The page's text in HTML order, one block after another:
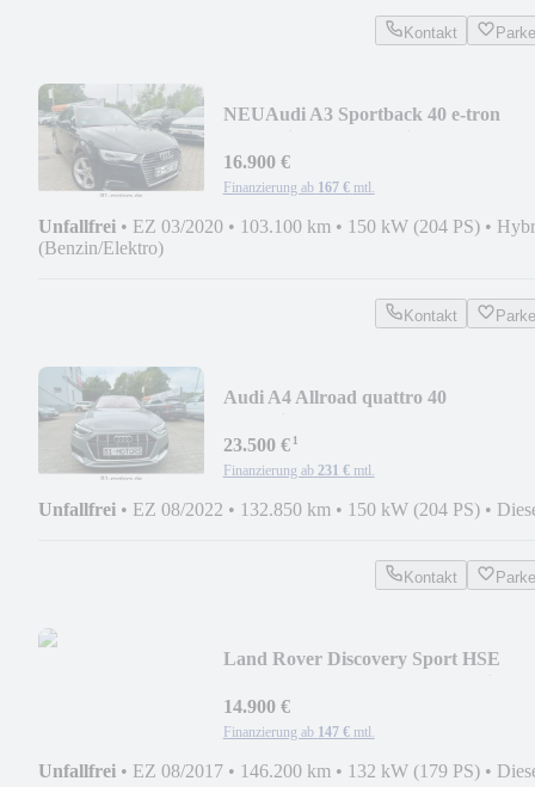
Kontakt
NEUAudi A3 Sportback 40 e-tron
16.900 €
Finanzierung ab 167 € mtl.
Unfallfrei • EZ 03/2020 • 103.100 km • 150 kW (204 PS) •
(Benzin/Elektro)
Kontakt
Audi A4 Allroad quattro 40
23.500 €¹
Finanzierung ab 231 € mtl.
Unfallfrei • EZ 08/2022 • 132.850 km • 150 kW (204 PS) •
Kontakt
Land Rover Discovery Sport HSE
14.900 €
Finanzierung ab 147 € mtl.
Unfallfrei • EZ 08/2017 • 146.200 km • 132 kW (179 PS) •